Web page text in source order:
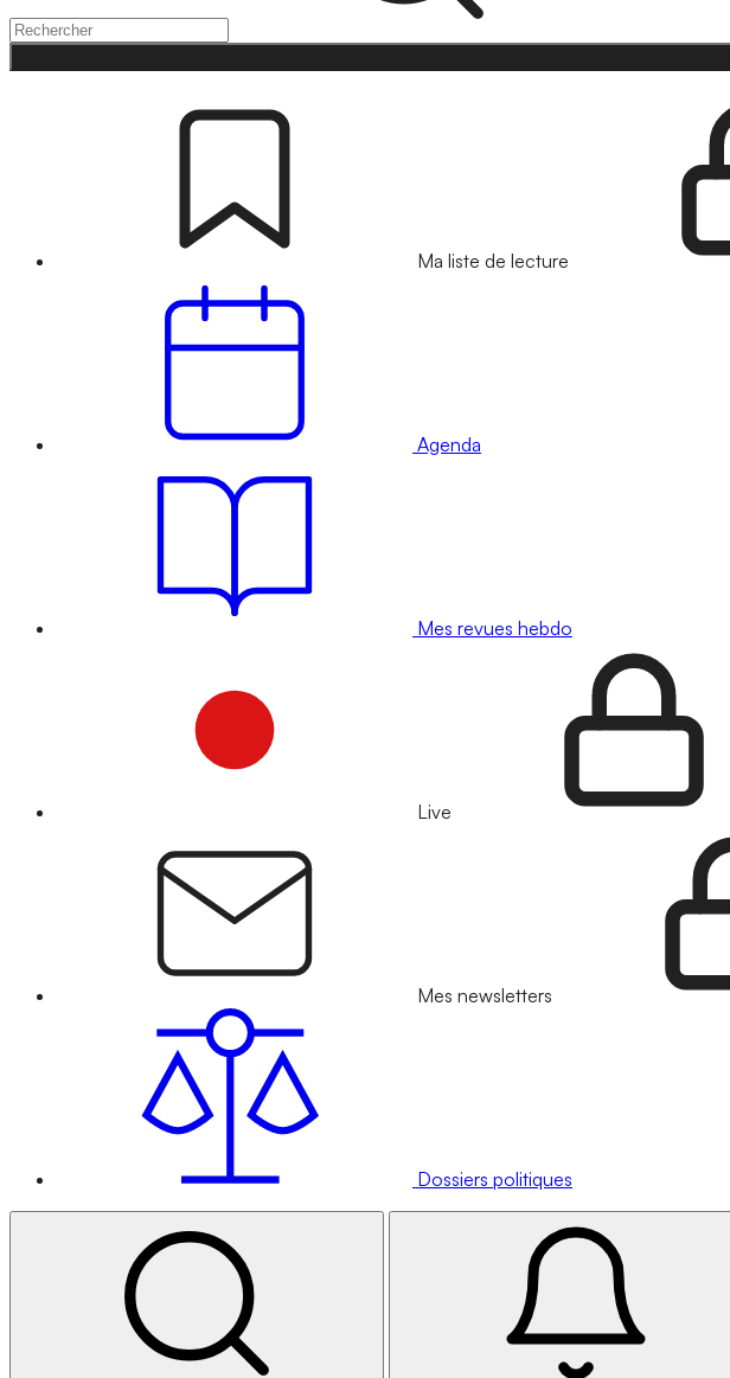
Ma liste de lecture
Agenda
Mes revues hebdo
Live
Mes newsletters
Dossiers politiques